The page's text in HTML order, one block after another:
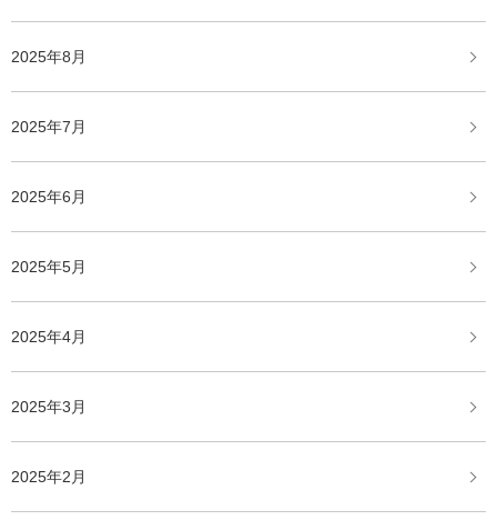
2025年8月
2025年7月
2025年6月
2025年5月
2025年4月
2025年3月
2025年2月